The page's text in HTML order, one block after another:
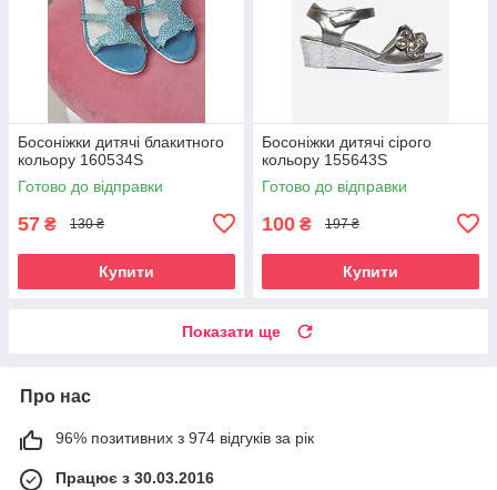
Босоніжки дитячі блакитного
кольору 160534S
Готово до відправки
57 ₴ 130 ₴
Купити
Босоніжки дитячі сірого
кольору 155643S
Готово до відправки
100 ₴ 197 ₴
Купити
Показати ще
Про нас
96% позитивних з 974 відгуків за рік
Працює з 30.03.2016